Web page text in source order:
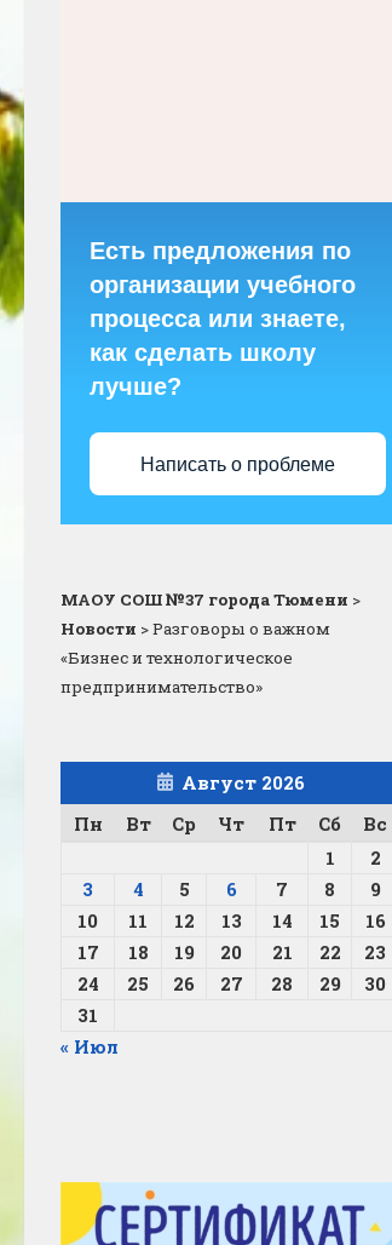
Есть предложения по
организации учебного
процесса или знаете,
как сделать школу
лучше?
Написать о проблеме
МАОУ СОШ №37 города Тюмени >
Новости >Разговоры о важном
«Бизнес и технологическое
предпринимательство»
Август 2026
Пн
Вт Ср Чт Пт Сб
Вс
1
2
3
4 5 6 7 8
9
10
11 12 13 14 15
16
17
18 19 20 21 22
23
24
25 26 27 28 29
30
31
« Июл